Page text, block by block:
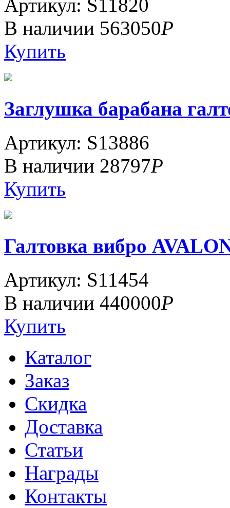
Артикул: S11820
В наличии 563050Р
Купить
Заглушка барабана
Артикул: S13886
В наличии 28797Р
Купить
Галтовка вибро
Артикул: S11454
В наличии 440000Р
Купить
Каталог
Заказ
Скидка
Доставка
Статьи
Награды
Контакты